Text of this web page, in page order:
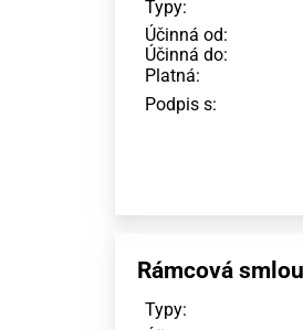
Typy:
Účinná od:
Účinná do:
Platná:
Podpis s:
Rámcová
Typy: